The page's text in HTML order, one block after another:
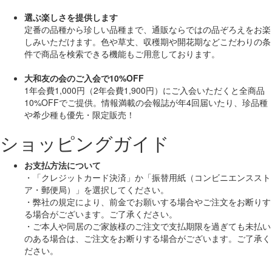
選ぶ楽しさを提供します
定番の品種から珍しい品種まで、通販ならではの品ぞろえをお楽
しみいただけます。色や草丈、収穫期や開花期などこだわりの条
件で商品を検索できる機能もご用意しております。
大和友の会のご入会で10%OFF
1年会費1,000円（2年会費1,900円）にご入会いただくと全商品
10%OFFでご提供。情報満載の会報誌が年4回届いたり、珍品種
や希少種も優先・限定販売！
ショッピングガイド
お支払方法について
・「クレジットカード決済」か「振替用紙（コンビニエンススト
ア・郵便局）」を選択してください。
・弊社の規定により、前金でお願いする場合やご注文をお断りす
る場合がございます。ご了承ください。
・ご本人や同居のご家族様のご注文で支払期限を過ぎても未払い
のある場合は、ご注文をお断りする場合がございます。ご了承く
ださい。